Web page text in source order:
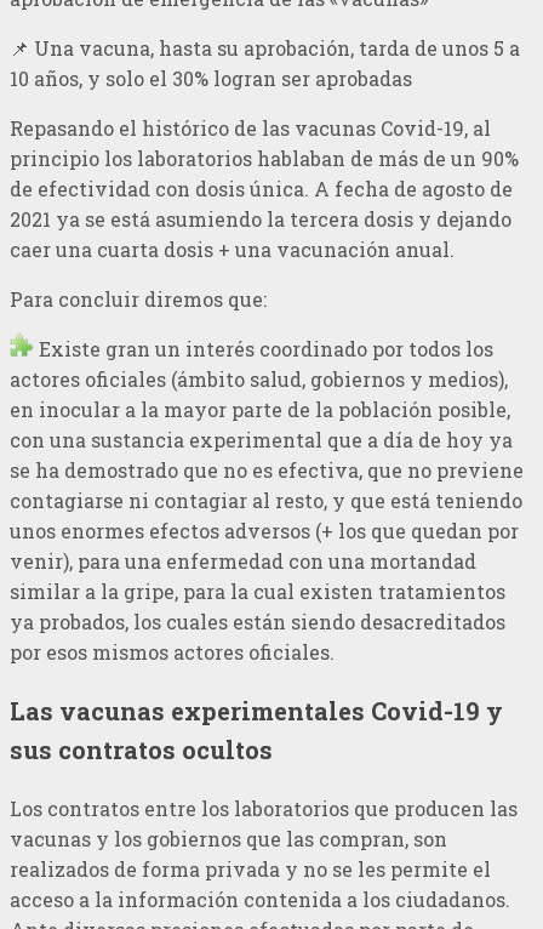
📌 Una vacuna, hasta su aprobación, tarda de unos 5 a
10 años, y solo el 30% logran ser aprobadas
Repasando el histórico de las vacunas Covid-19, al
principio los laboratorios hablaban de más de un 90%
de efectividad con dosis única. A fecha de agosto de
2021 ya se está asumiendo la tercera dosis y dejando
caer una cuarta dosis + una vacunación anual.
Para concluir diremos que:
Existe gran un interés coordinado por todos los
actores oficiales (ámbito salud, gobiernos y medios),
en inocular a la mayor parte de la población posible,
con una sustancia experimental que a día de hoy ya
se ha demostrado que no es efectiva, que no previene
contagiarse ni contagiar al resto, y que está teniendo
unos enormes efectos adversos (+ los que quedan por
venir), para una enfermedad con una mortandad
similar a la gripe, para la cual existen tratamientos
ya probados, los cuales están siendo desacreditados
por esos mismos actores oficiales.
Las vacunas experimentales Covid-19 y
sus contratos ocultos
Los contratos entre los laboratorios que producen las
vacunas y los gobiernos que las compran, son
realizados de forma privada y no se les permite el
acceso a la información contenida a los ciudadanos.